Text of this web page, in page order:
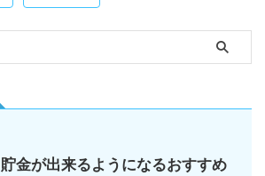
貯金が出来るようになるおすすめ